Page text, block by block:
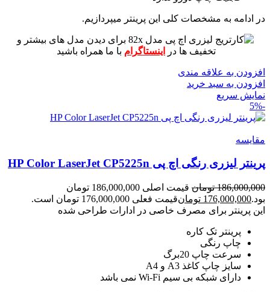
در ادامه به مشخصات کلی این پرینتر میپردازیم.
برای دیدن مدل های بیشتر و
تخفیف ها در
اینستاگرام با ما همراه باشید
افزودن به علاقه مندی
افزودن به سبد خرید
نمایش سریع
-5%
مقايسه
پرینتر لیزری رنگی اچ پی HP Color LaserJet CP5225n
186,000,000 تومان
قیمت اصلی 186,000,000 تومان
بود.176,000,000 تومانقیمت فعلی 176,000,000 تومان است.
این پرینتر برای مصرف خاصی در ادارات طراحی شده
پرینتر تک کاره
چاپ رنگی
سرعت چاپ 20برگ
سایز چاپ کاغذ A3 و A4
دارای شبکه بی سیم Wi-Fi نمی باشد